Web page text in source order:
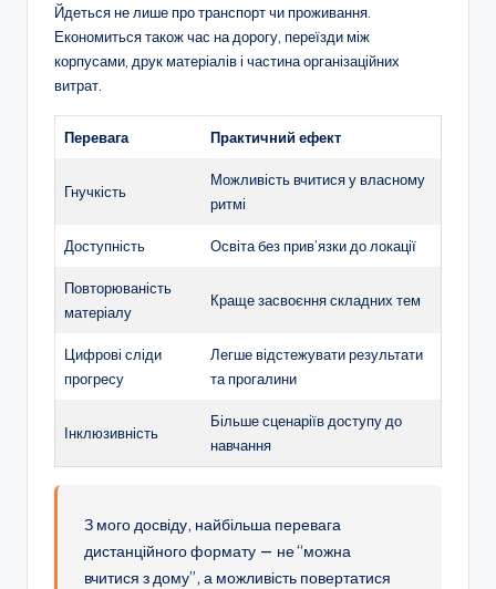
Йдеться не лише про транспорт чи проживання.
Економиться також час на дорогу, переїзди між
корпусами, друк матеріалів і частина організаційних
витрат.
Перевага Практичний ефект
Гнучкість
Можливість вчитися у власному
ритмі
Доступність Освіта без прив’язки до локації
Повторюваність
матеріалу
Краще засвоєння складних тем
Цифрові сліди
прогресу
Легше відстежувати результати
та прогалини
Інклюзивність
Більше сценаріїв доступу до
навчання
З мого досвіду, найбільша перевага
дистанційного формату — не “можна
вчитися з дому”, а можливість повертатися